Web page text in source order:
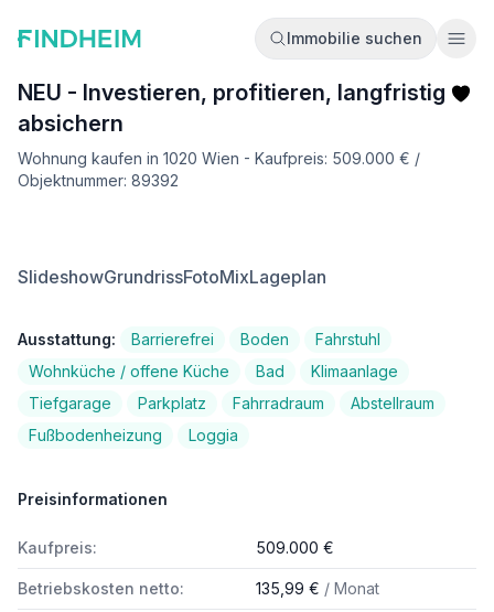
Immobilie suchen
NEU - Investieren, profitieren, langfristig
absichern
Wohnung kaufen in 1020 Wien - Kaufpreis: 509.000 € /
Objektnummer: 89392
SlideshowGrundrissFotoMixLageplan
Ausstattung: Barrierefrei Boden
Fahrstuhl
Wohnküche / offene Küche
Bad
Klimaanlage
Tiefgarage
Parkplatz Fahrradraum
Abstellraum
Fußbodenheizung
Loggia
Preisinformationen
Kaufpreis: 509.000 €
Betriebskosten netto: 135,99 € / Monat